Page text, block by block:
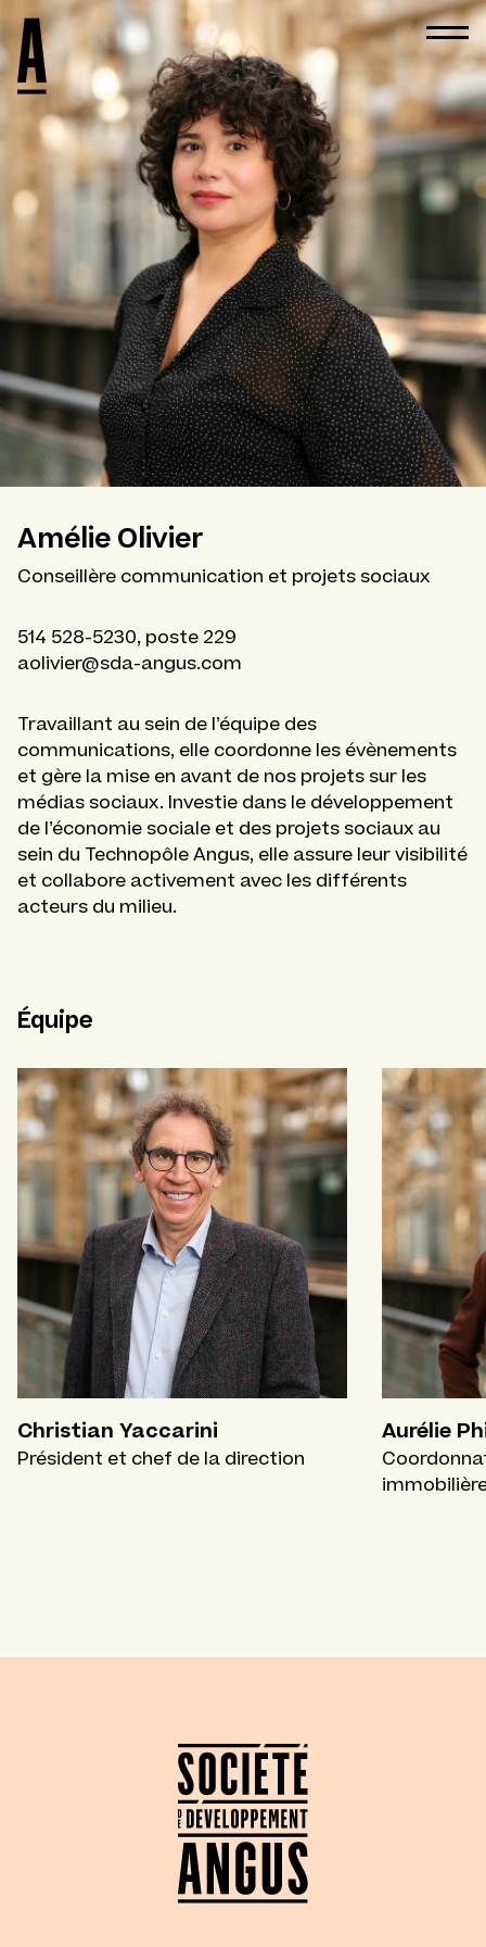
Amélie Olivier
Conseillère communication et projets sociaux
514 528-5230, poste 229
aolivier@sda-angus.com
Travaillant au sein de l’équipe des
communications, elle coordonne les évènements
et gère la mise en avant de nos projets sur les
médias sociaux. Investie dans le développement
de l’économie sociale et des projets sociaux au
sein du Technopôle Angus, elle assure leur visibilité
et collabore activement avec les différents
acteurs du milieu.
Équipe
Christian Yaccarini
Président et chef de la direction
Aurélie